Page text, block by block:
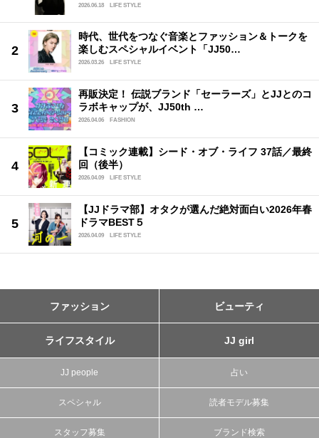
2026.06.18
LIFE STYLE
時代、世代をつなぐ音楽とファッション＆トークを
楽しむスペシャルイベント「JJ50…
2026.03.26 LIFE STYLE
再販決定！ 伝説ブランド「セーラーズ」とJJとのコ
ラボキャップが、JJ50th …
2026.04.06 FASHION
【コミック連載】シード・オブ・ライフ 37話／最終
回（後半）
2026.04.09 LIFE STYLE
【JJドラマ部】オタクが選んだ絶対面白い2026年春
ドラマBEST５
2026.04.09 LIFE STYLE
ファッション ビューティ
ライフスタイル JJ girl
JJ people 占い
スペシャル 読者モデル募集
スタッフ募集 ブランド検索